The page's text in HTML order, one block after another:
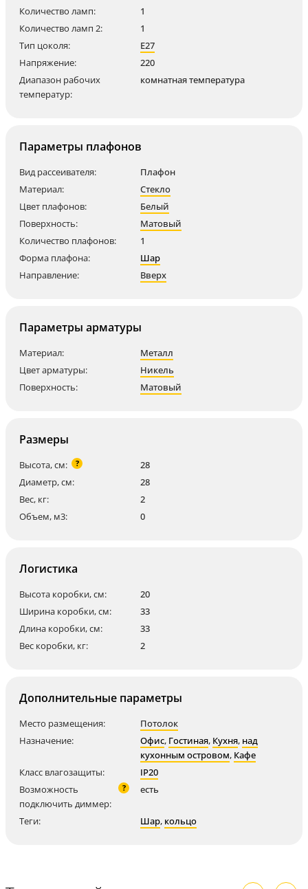
Количество ламп:
1
Количество ламп 2:
1
Тип цоколя:
E27
Напряжение:
220
Диапазон рабочих
температур:
комнатная температура
Параметры плафонов
Вид рассеивателя:
Плафон
Материал:
Стекло
Цвет плафонов:
Белый
Поверхность:
Матовый
Количество плафонов:
1
Форма плафона:
Шар
Направление:
Вверх
Параметры арматуры
Материал:
Металл
Цвет арматуры:
Никель
Поверхность:
Матовый
Размеры
Высота, см: ?
28
Диаметр, см:
28
Вес, кг:
2
Объем, м3:
0
Логистика
Высота коробки, см:
20
Ширина коробки, см:
33
Длина коробки, см:
33
Вес коробки, кг:
2
Дополнительные параметры
Место размещения:
Потолок
Назначение:
Офис, Гостиная, Кухня, над
кухонным островом, Кафе
Класс влагозащиты:
IP20
Возможность
подключить диммер:
? есть
Теги: Шар, кольцо